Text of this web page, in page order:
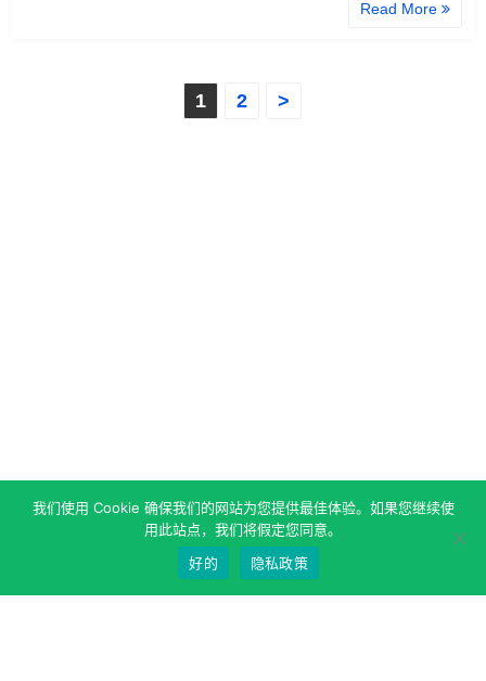
Read More
1 2 >
我们使用 Cookie 确保我们的网站为您提供最佳体验。如果您继续使
用此站点，我们将假定您同意。
好的
隐私政策